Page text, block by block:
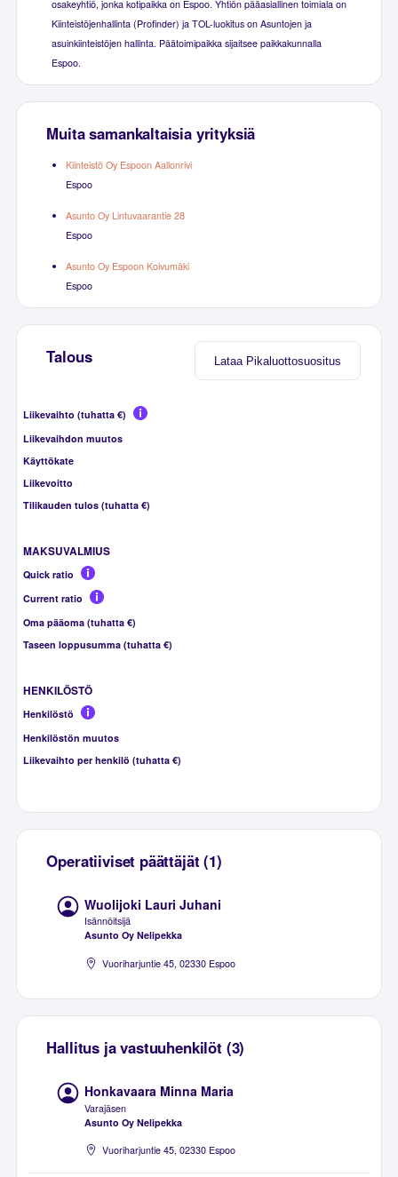
osakeyhtiö, jonka kotipaikka on Espoo. Yhtiön pääasiallinen toimiala on
Kiinteistöjenhallinta (Profinder) ja TOL-luokitus on Asuntojen ja
asuinkiinteistöjen hallinta. Päätoimipaikka sijaitsee paikkakunnalla
Espoo.
Muita samankaltaisia yrityksiä
Kiinteistö Oy Espoon Aallonrivi
Espoo
Asunto Oy Lintuvaarantie 28
Espoo
Asunto Oy Espoon Koivumäki
Espoo
Lataa Pikaluottosuositus
Talous
Liikevaihto (tuhatta €)
Liikevaihdon muutos
Käyttökate
Liikevoitto
Tilikauden tulos (tuhatta €)
MAKSUVALMIUS
Quick ratio
Current ratio
Oma pääoma (tuhatta €)
Taseen loppusumma (tuhatta €)
HENKILÖSTÖ
Henkilöstö
Henkilöstön muutos
Liikevaihto per henkilö (tuhatta €)
Operatiiviset päättäjät (1)
Wuolijoki Lauri Juhani
Isännöitsijä
Asunto Oy Nelipekka
Vuoriharjuntie 45, 02330 Espoo
Hallitus ja vastuuhenkilöt (3)
Honkavaara Minna Maria
Varajäsen
Asunto Oy Nelipekka
Vuoriharjuntie 45, 02330 Espoo